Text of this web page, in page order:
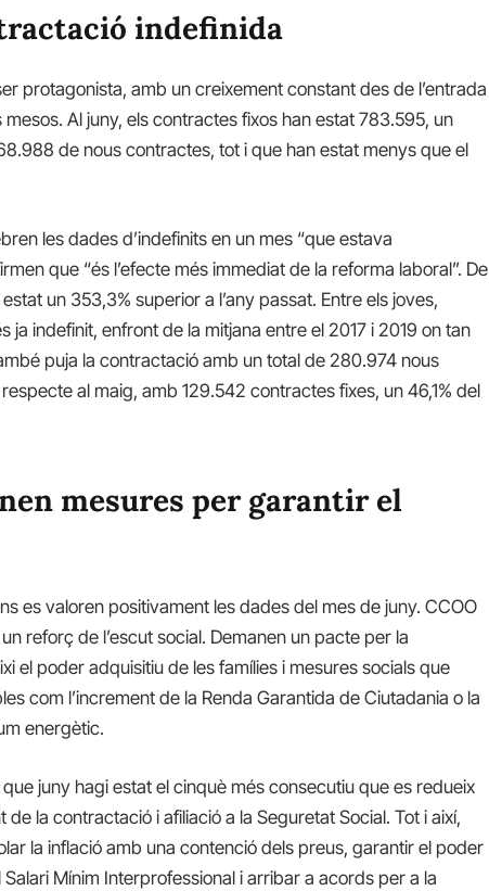
indefinida
protagonista, amb un creixement constant des de l’entrada
Al juny, els contractes fixos han estat 783.595, un
de nous contractes, tot i que han estat menys que el
les dades d’indefinits en un mes “que estava
que “és l’efecte més immediat de la reforma laboral”. De
un 353,3% superior a l’any passat. Entre els joves,
ja indefinit, enfront de la mitjana entre el 2017 i 2019 on tan
puja la contractació amb un total de 280.974 nous
al maig, amb 129.542 contractes fixes, un 46,1% del
mesures per garantir el
es valoren positivament les dades del mes de juny. CCOO
reforç de l’escut social. Demanen un pacte per la
el poder adquisitiu de les famílies i mesures socials que
com l’increment de la Renda Garantida de Ciutadania o la
energètic.
que juny hagi estat el cinquè més consecutiu que es redueix
de la contractació i afiliació a la Seguretat Social. Tot i així,
la inflació amb una contenció dels preus, garantir el poder
Mínim Interprofessional i arribar a acords per a la